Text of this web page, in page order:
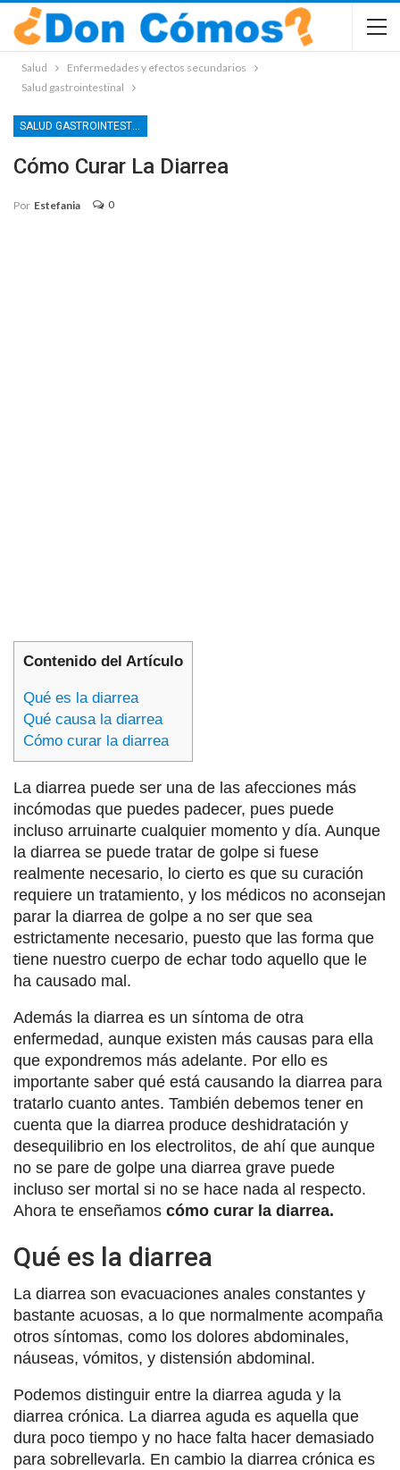
Salud
Enfermedades y efectos secundarios
Salud gastrointestinal
SALUD GASTROINTESTINAL
Cómo Curar La Diarrea
Por Estefania 0
Contenido del Artículo
Qué es la diarrea
Qué causa la diarrea
Cómo curar la diarrea
La diarrea puede ser una de las afecciones más
incómodas que puedes padecer, pues puede
incluso arruinarte cualquier momento y día. Aunque
la diarrea se puede tratar de golpe si fuese
realmente necesario, lo cierto es que su curación
requiere un tratamiento, y los médicos no aconsejan
parar la diarrea de golpe a no ser que sea
estrictamente necesario, puesto que las forma que
tiene nuestro cuerpo de echar todo aquello que le
ha causado mal.
Además la diarrea es un síntoma de otra
enfermedad, aunque existen más causas para ella
que expondremos más adelante. Por ello es
importante saber qué está causando la diarrea para
tratarlo cuanto antes. También debemos tener en
cuenta que la diarrea produce deshidratación y
desequilibrio en los electrolitos, de ahí que aunque
no se pare de golpe una diarrea grave puede
incluso ser mortal si no se hace nada al respecto.
Ahora te enseñamos cómo curar la diarrea.
Qué es la diarrea
La diarrea son evacuaciones anales constantes y
bastante acuosas, a lo que normalmente acompaña
otros síntomas, como los dolores abdominales,
náuseas, vómitos, y distensión abdominal.
Podemos distinguir entre la diarrea aguda y la
diarrea crónica. La diarrea aguda es aquella que
dura poco tiempo y no hace falta hacer demasiado
para sobrellevarla. En cambio la diarrea crónica es